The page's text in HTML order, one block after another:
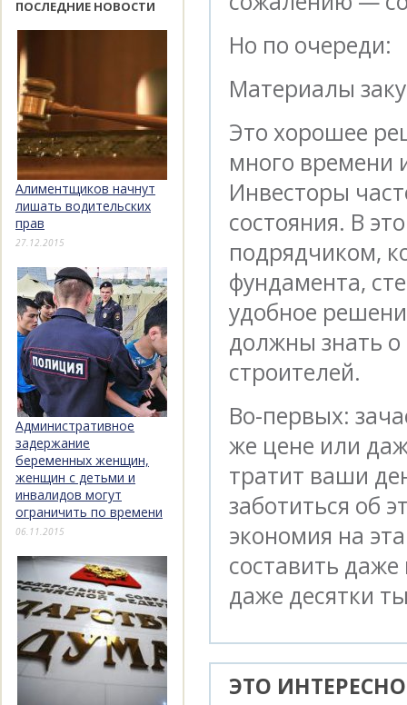
Но по очереди:
Материалы
Это хорошее
много времени
Инвесторы
состояния. В
подрядчиком,
фундамента,
удобное
должны знать
строителей.
Во-первых:
же цене или
тратит ваши
заботиться об
экономия на
составить
даже десятки
ЭТО ИНТЕРЕСНО
ПОСЛЕДНИЕ НОВОСТИ
Алиментщиков начнут
лишать водительских
прав
27.12.2015
Административное
задержание
беременных женщин,
женщин с детьми и
инвалидов могут
ограничить по времени
06.11.2015